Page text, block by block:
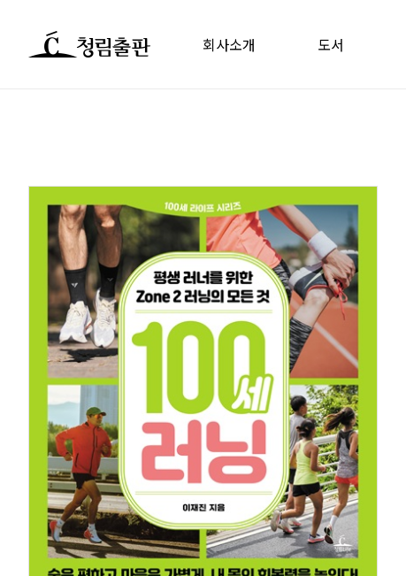
회사소개 도서